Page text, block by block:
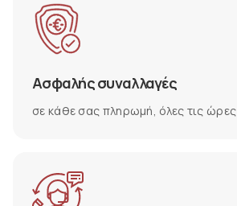
Ασφαλής συναλλαγές
σε κάθε σας πληρωμή, όλες τις ώρες